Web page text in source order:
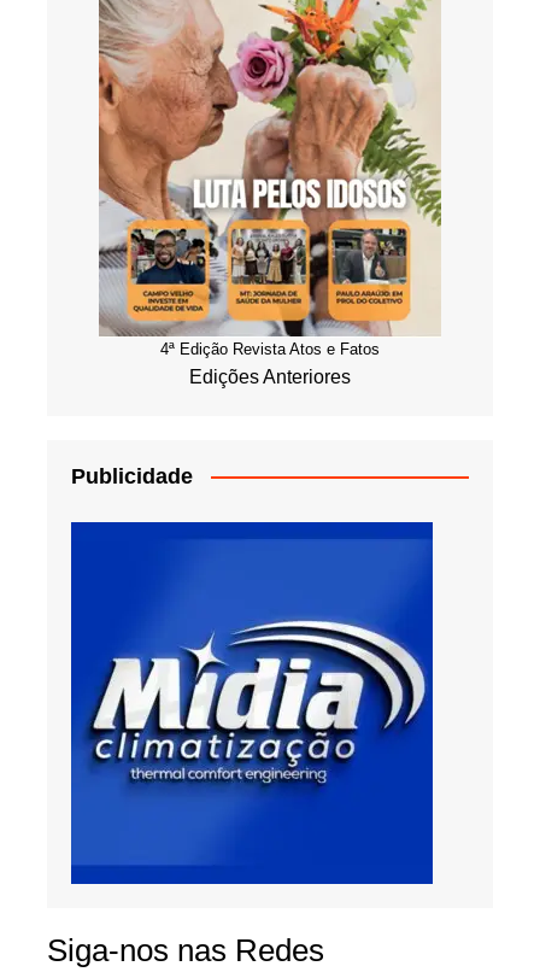
4ª Edição Revista Atos e Fatos
Edições Anteriores
Publicidade
Siga-nos nas Redes